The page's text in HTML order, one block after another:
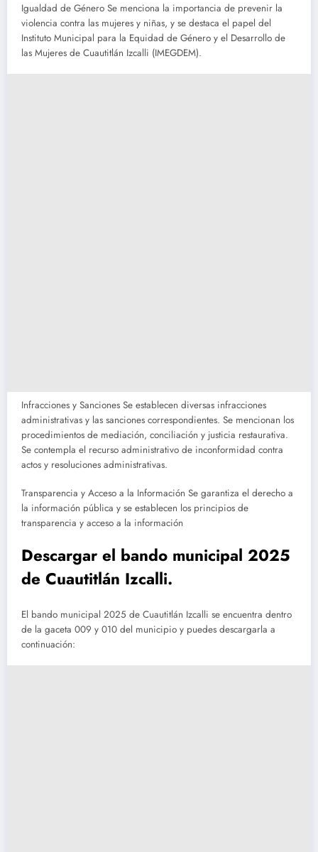
Igualdad de Género Se menciona la importancia de prevenir la
violencia contra las mujeres y niñas, y se destaca el papel del
Instituto Municipal para la Equidad de Género y el Desarrollo de
las Mujeres de Cuautitlán Izcalli (IMEGDEM).
Infracciones y Sanciones Se establecen diversas infracciones
administrativas y las sanciones correspondientes. Se mencionan los
procedimientos de mediación, conciliación y justicia restaurativa.
Se contempla el recurso administrativo de inconformidad contra
actos y resoluciones administrativas.
Transparencia y Acceso a la Información Se garantiza el derecho a
la información pública y se establecen los principios de
transparencia y acceso a la información
Descargar el bando municipal 2025
de Cuautitlán Izcalli.
El bando municipal 2025 de Cuautitlán Izcalli se encuentra dentro
de la gaceta 009 y 010 del municipio y puedes descargarla a
continuación: